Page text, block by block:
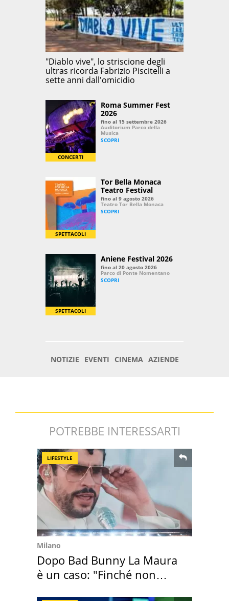
POTREBBE INTERESSARTI
LIFESTYLE
Milano
Dopo Bad Bunny La Maura
è un caso: "Finché non